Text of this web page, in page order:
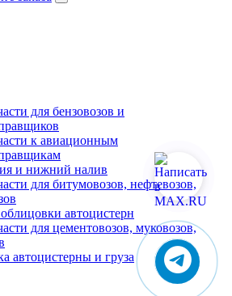
для бензовозов и
к авиационным
и нижний налив
для битумовозов, нефтевозов,
автоцистерн
для цементовозов, муковозов,
автоцистерны и груза